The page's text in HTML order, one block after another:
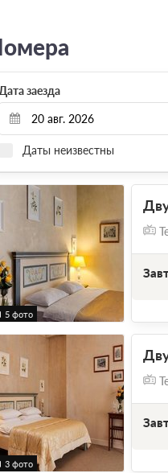
заезда
Даты неизвестны
5 фото
3 фото